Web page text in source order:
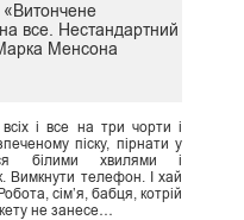
«Витончене
все. Нестандартний
Менсона
і все на три чорти і
піску, пірнати у
білими хвилями і
Вимкнути телефон. І хай
сім’я, бабця, котрій
не занесе…